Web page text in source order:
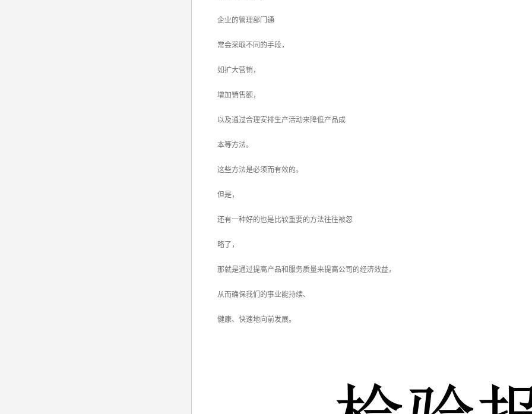
企业的管理部门通
常会采取不同的手段，
如扩大营销，
增加销售额，
以及通过合理安排生产活动来降低产品成
本等方法。
这些方法是必须而有效的。
但是，
还有一种好的也是比较重要的方法往往被忽
略了，
那就是通过提高产品和服务质量来提高公司的经济效益，
从而确保我们的事业能持续、
健康、快速地向前发展。